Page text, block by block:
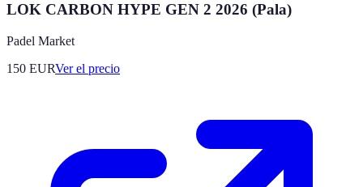
LOK CARBON HYPE GEN 2 2026 (Pala)
Padel Market
150 EURVer el precio